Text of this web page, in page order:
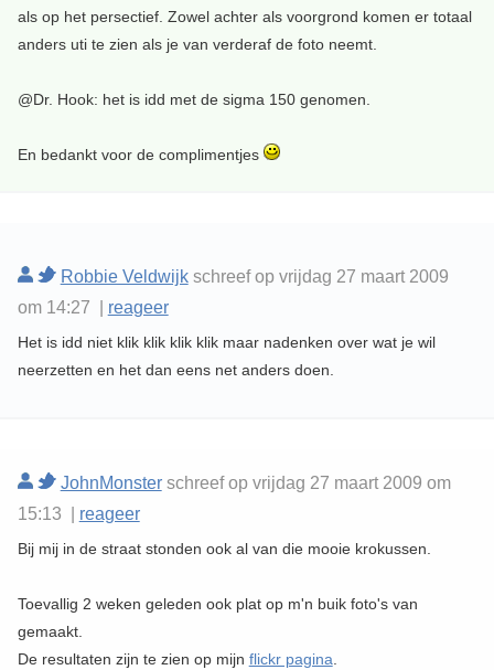
als op het persectief. Zowel achter als voorgrond komen er totaal
anders uti te zien als je van verderaf de foto neemt.
@Dr. Hook: het is idd met de sigma 150 genomen.
En bedankt voor de complimentjes
Robbie Veldwijkschreef op vrijdag 27 maart 2009
om 14:27 | reageer
Het is idd niet klik klik klik klik maar nadenken over wat je wil
neerzetten en het dan eens net anders doen.
JohnMonsterschreef op vrijdag 27 maart 2009 om
15:13 | reageer
Bij mij in de straat stonden ook al van die mooie krokussen.
Toevallig 2 weken geleden ook plat op m'n buik foto's van
gemaakt.
De resultaten zijn te zien op mijn flickr pagina.